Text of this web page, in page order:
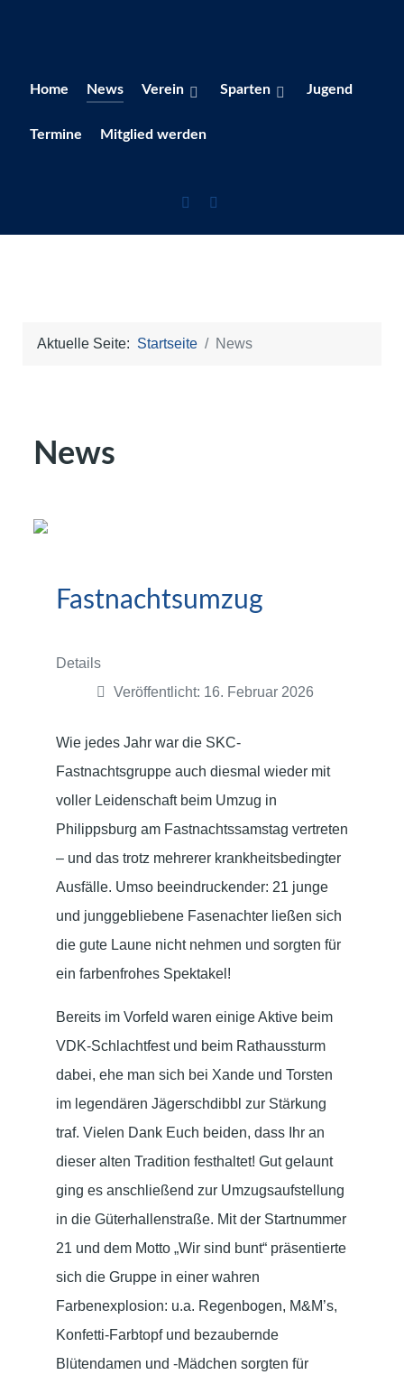
Home News Verein Sparten Jugend
Termine Mitglied werden
Aktuelle Seite: Startseite News
News
Fastnachtsumzug
Details
Veröffentlicht: 16. Februar 2026
Wie jedes Jahr war die SKC-
Fastnachtsgruppe auch diesmal wieder mit
voller Leidenschaft beim Umzug in
Philippsburg am Fastnachtssamstag vertreten
– und das trotz mehrerer krankheitsbedingter
Ausfälle. Umso beeindruckender: 21 junge
und junggebliebene Fasenachter ließen sich
die gute Laune nicht nehmen und sorgten für
ein farbenfrohes Spektakel!
Bereits im Vorfeld waren einige Aktive beim
VDK-Schlachtfest und beim Rathaussturm
dabei, ehe man sich bei Xande und Torsten
im legendären Jägerschdibbl zur Stärkung
traf. Vielen Dank Euch beiden, dass Ihr an
dieser alten Tradition festhaltet! Gut gelaunt
ging es anschließend zur Umzugsaufstellung
in die Güterhallenstraße. Mit der Startnummer
21 und dem Motto „Wir sind bunt“ präsentierte
sich die Gruppe in einer wahren
Farbenexplosion: u.a. Regenbogen, M&M’s,
Konfetti-Farbtopf und bezaubernde
Blütendamen und -Mädchen sorgten für